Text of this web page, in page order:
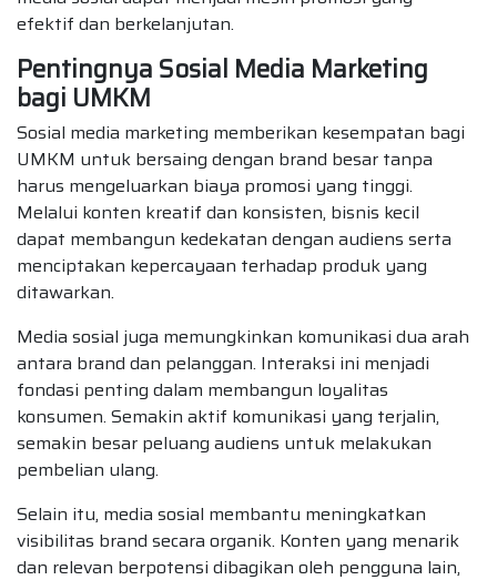
efektif dan berkelanjutan.
Pentingnya Sosial Media Marketing
bagi UMKM
Sosial media marketing memberikan kesempatan bagi
UMKM untuk bersaing dengan brand besar tanpa
harus mengeluarkan biaya promosi yang tinggi.
Melalui konten kreatif dan konsisten, bisnis kecil
dapat membangun kedekatan dengan audiens serta
menciptakan kepercayaan terhadap produk yang
ditawarkan.
Media sosial juga memungkinkan komunikasi dua arah
antara brand dan pelanggan. Interaksi ini menjadi
fondasi penting dalam membangun loyalitas
konsumen. Semakin aktif komunikasi yang terjalin,
semakin besar peluang audiens untuk melakukan
pembelian ulang.
Selain itu, media sosial membantu meningkatkan
visibilitas brand secara organik. Konten yang menarik
dan relevan berpotensi dibagikan oleh pengguna lain,